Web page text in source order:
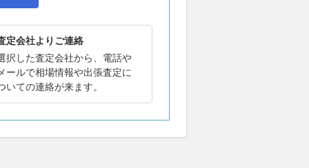
定会社よりご連絡
択した査定会社から、電話や
ールで相場情報や出張査定に
いての連絡が来ます。